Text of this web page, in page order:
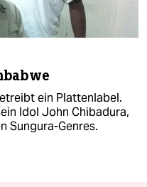
ein Plattenlabel.
Idol John Chibadura,
Sungura-Genres.